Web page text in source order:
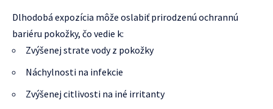
Dlhodobá expozícia môže oslabiť prirodzenú ochrannú
bariéru pokožky, čo vedie k:
Zvýšenej strate vody z pokožky
Náchylnosti na infekcie
Zvýšenej citlivosti na iné irritanty